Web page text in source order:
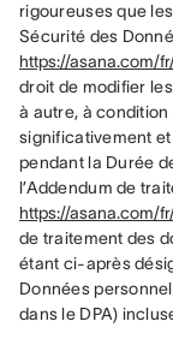
rigoureuses que
https://asana.com/
droit de modifier
à autre, à
significativement
pendant la Durée
https://asana.com/
de traitement des
étant ci-après
Données
dans le DPA)